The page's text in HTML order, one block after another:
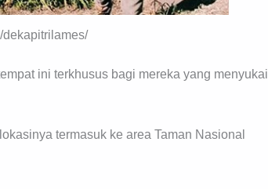
dekapitrilames/
ini terkhusus bagi mereka yang menyukai
termasuk ke area Taman Nasional